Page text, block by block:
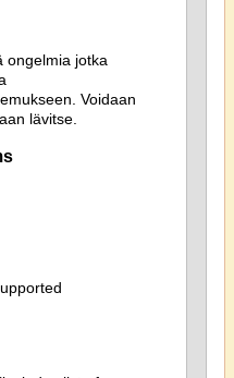
ongelmia jotka
Voidaan
lävitse.